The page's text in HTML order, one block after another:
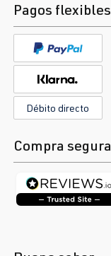
Pagos flexibles
Débito directo
Compra segura